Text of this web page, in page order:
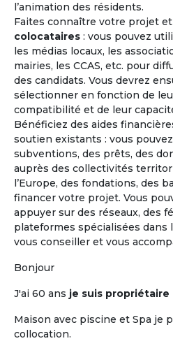
l’animation des résidents.
Faites connaître votre projet et
colocataires : vous pouvez
les médias locaux, les
mairies, les CCAS, etc. pour
des candidats. Vous devrez
sélectionner en fonction de
compatibilité et de leur
Bénéficiez des aides
soutien existants : vous
subventions, des prêts, des
auprès des collectivités
l’Europe, des fondations, des
financer votre projet. Vous
appuyer sur des réseaux, des
plateformes spécialisées dans
vous conseiller et vous
Bonjour
J'ai 60 ans je suis propriétaire
Maison avec piscine et Spa je
collocation.
"Lors d'une journée
collective a été riche,
en effet avoir l'expérience
circulant pour être
et que cela
Précédent
Madeleine
Projet
pour retraités